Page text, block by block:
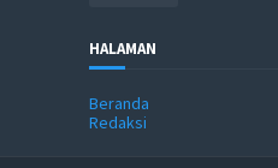
HALAMAN
Beranda
Redaksi